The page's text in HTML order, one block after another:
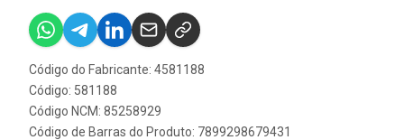
Código do Fabricante: 4581188
Código: 581188
Código NCM: 85258929
Código de Barras do Produto: 7899298679431